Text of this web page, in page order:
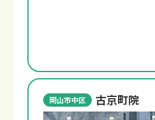
岡山市中区 古京町院